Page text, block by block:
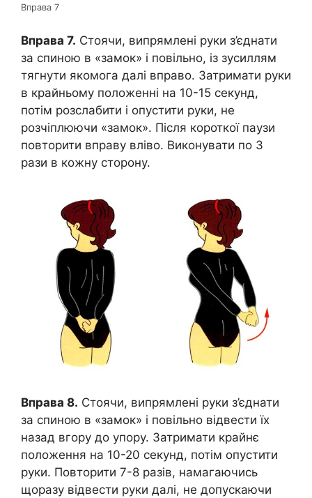
Вправа 7
Вправа 7. Стоячи, випрямлені руки з’єднати
за спиною в «замок» і повільно, із зусиллям
тягнути якомога далі вправо. Затримати руки
в крайньому положенні на 10-15 секунд,
потім розслабити і опустити руки, не
розчіплюючи «замок». Після короткої паузи
повторити вправу вліво. Виконувати по 3
рази в кожну сторону.
Вправа 8. Стоячи, випрямлені руки з’єднати
за спиною в «замок» і повільно відвести їх
назад вгору до упору. Затримати крайнє
положення на 10-20 секунд, потім опустити
руки. Повторити 7-8 разів, намагаючись
щоразу відвести руки далі, не допускаючи